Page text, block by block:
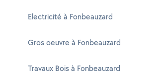
Electricité à Fonbeauzard
Gros oeuvre à Fonbeauzard
Travaux Bois à Fonbeauzard